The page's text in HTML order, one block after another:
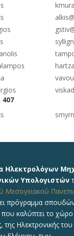
407
Ηλεκτρολόγων
Υπολογιστών
Μεσογειακού
πρόγραμμα
καλύπτει το χώρο
της Ηλεκτρονικής του